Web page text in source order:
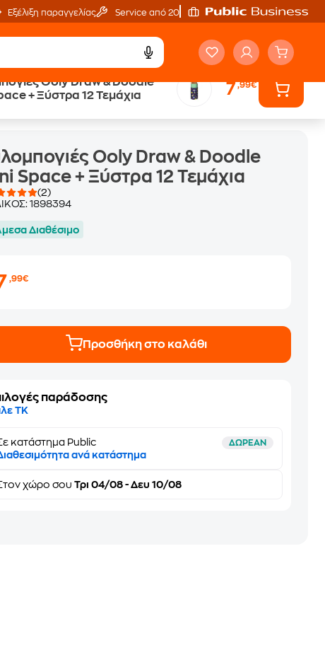
Εξέλιξη παραγγελίας Service από 20'
Ooly Draw & Doodle
+ Ξύστρα 12 Τεμάχια
7,99€
Ooly Draw & Doodle
Space + Ξύστρα 12 Τεμάχια
(2)
1898394
Διαθέσιμο
,99€
Προσθήκη στο καλάθι
παράδοσης
ΤΚ
κατάστημα Public ΔΩΡΕΑΝ
ανά κατάστημα
χώρο σου Τρι 04/08 - Δευ 10/08